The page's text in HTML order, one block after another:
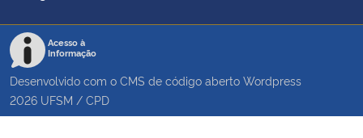
Acesso à
Informação
Desenvolvido com o CMS de código aberto Wordpress
2026 UFSM / CPD